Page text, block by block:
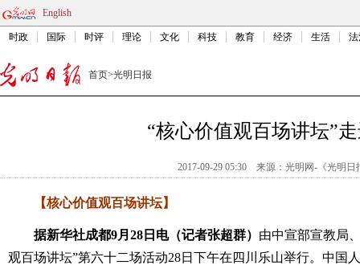
English
时政 国际 时评 理论 文化 科技 教育 经济 生活
首页>光明日报
“核心价值观百场讲坛”
2017-09-29 05:30 来源： 光明网-《光明日
【核心价值观百场讲坛】
据新华社成都9月28日电（记者张超群） 由中宣部宣教局
观百场讲坛”第六十二场活动28日下午在四川乐山举行。中国